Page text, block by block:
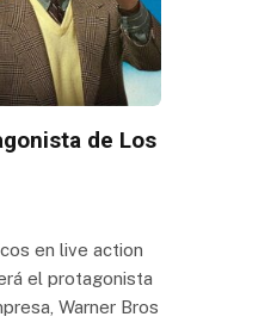
de Los
en live action
el protagonista
Warner Bros